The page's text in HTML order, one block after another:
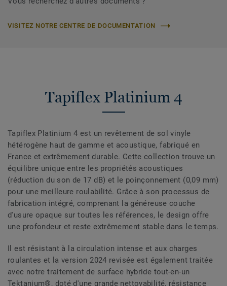
VISITEZ NOTRE CENTRE DE DOCUMENTATION
Tapiflex Platinium 4
Tapiflex Platinium 4 est un revêtement de sol vinyle
hétérogène haut de gamme et acoustique, fabriqué en
France et extrêmement durable. Cette collection trouve un
équilibre unique entre les propriétés acoustiques
(réduction du son de 17 dB) et le poinçonnement (0,09 mm)
pour une meilleure roulabilité. Grâce à son processus de
fabrication intégré, comprenant la généreuse couche
d'usure opaque sur toutes les références, le design offre
une profondeur et reste extrêmement stable dans le temps.
Il est résistant à la circulation intense et aux charges
roulantes et la version 2024 revisée est également traitée
avec notre traitement de surface hybride tout-en-un
Tektanium®, doté d'une grande nettoyabilité, résistance